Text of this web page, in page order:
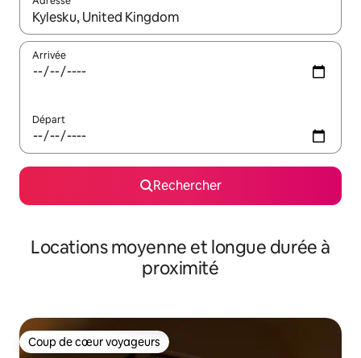
Lorsque les résultats s'affichent, utilisez les flèches vers le
Arrivée
Départ
Rechercher
Locations moyenne et longue durée à
proximité
Coup de cœur voyageurs
Coup de cœur voyageurs